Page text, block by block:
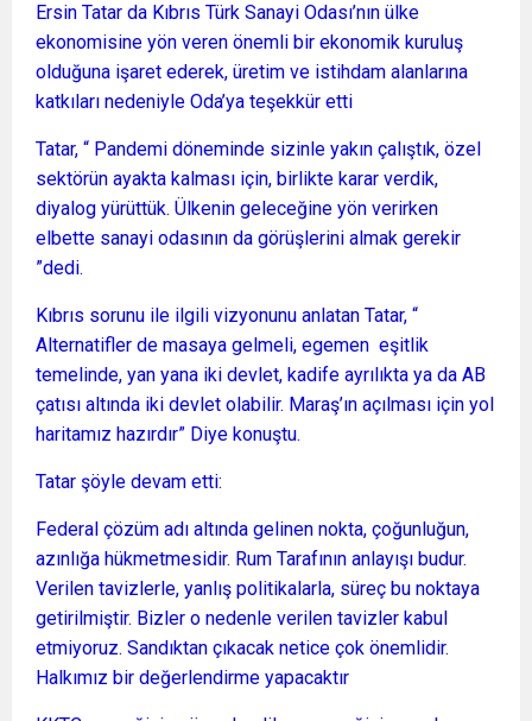
Ersin Tatar da Kıbrıs Türk Sanayi Odası’nın ülke
ekonomisine yön veren önemli bir ekonomik kuruluş
olduğuna işaret ederek, üretim ve istihdam alanlarına
katkıları nedeniyle Oda’ya teşekkür etti
Tatar, “ Pandemi döneminde sizinle yakın çalıştık, özel
sektörün ayakta kalması için, birlikte karar verdik,
diyalog yürüttük. Ülkenin geleceğine yön verirken
elbette sanayi odasının da görüşlerini almak gerekir
”dedi.
Kıbrıs sorunu ile ilgili vizyonunu anlatan Tatar, “
Alternatifler de masaya gelmeli, egemen eşitlik
temelinde, yan yana iki devlet, kadife ayrılıkta ya da AB
çatısı altında iki devlet olabilir. Maraş’ın açılması için yol
haritamız hazırdır” Diye konuştu.
Tatar şöyle devam etti:
Federal çözüm adı altında gelinen nokta, çoğunluğun,
azınlığa hükmetmesidir. Rum Tarafının anlayışı budur.
Verilen tavizlerle, yanlış politikalarla, süreç bu noktaya
getirilmiştir. Bizler o nedenle verilen tavizler kabul
etmiyoruz. Sandıktan çıkacak netice çok önemlidir.
Halkımız bir değerlendirme yapacaktır